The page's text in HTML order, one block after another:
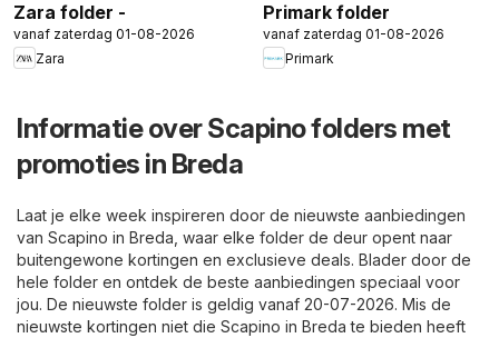
Zara folder -
vanaf zaterdag 01-08-2026
Zara
Primark folder
vanaf zaterdag 01-08-2026
Primark
Informatie over Scapino folders met
promoties in Breda
Laat je elke week inspireren door de nieuwste aanbiedingen
van Scapino in Breda, waar elke folder de deur opent naar
buitengewone kortingen en exclusieve deals. Blader door de
hele folder en ontdek de beste aanbiedingen speciaal voor
jou. De nieuwste folder is geldig vanaf 20-07-2026. Mis de
nieuwste kortingen niet die Scapino in Breda te bieden heeft